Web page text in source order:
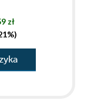
zł